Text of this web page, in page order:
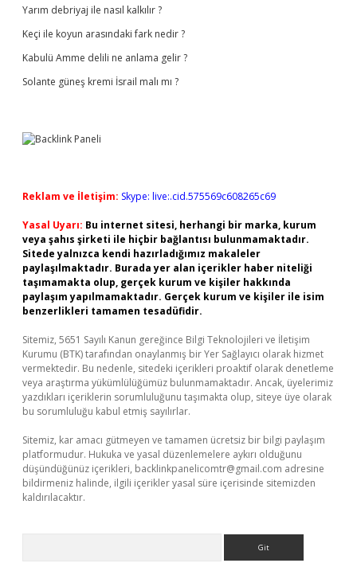
Yarım debriyaj ile nasıl kalkılır ?
Keçi ile koyun arasındaki fark nedir ?
Kabulü Amme delili ne anlama gelir ?
Solante güneş kremi İsrail malı mı ?
Reklam ve İletişim: Skype: live:.cid.575569c608265c69
Yasal Uyarı: Bu internet sitesi, herhangi bir marka, kurum
veya şahıs şirketi ile hiçbir bağlantısı bulunmamaktadır.
Sitede yalnızca kendi hazırladığımız makaleler
paylaşılmaktadır. Burada yer alan içerikler haber niteliği
taşımamakta olup, gerçek kurum ve kişiler hakkında
paylaşım yapılmamaktadır. Gerçek kurum ve kişiler ile isim
benzerlikleri tamamen tesadüfidir.
Sitemiz, 5651 Sayılı Kanun gereğince Bilgi Teknolojileri ve İletişim
Kurumu (BTK) tarafından onaylanmış bir Yer Sağlayıcı olarak hizmet
vermektedir. Bu nedenle, sitedeki içerikleri proaktif olarak denetleme
veya araştırma yükümlülüğümüz bulunmamaktadır. Ancak, üyelerimiz
yazdıkları içeriklerin sorumluluğunu taşımakta olup, siteye üye olarak
bu sorumluluğu kabul etmiş sayılırlar.
Sitemiz, kar amacı gütmeyen ve tamamen ücretsiz bir bilgi paylaşım
platformudur. Hukuka ve yasal düzenlemelere aykırı olduğunu
düşündüğünüz içerikleri, backlinkpanelicomtr@gmail.com adresine
bildirmeniz halinde, ilgili içerikler yasal süre içerisinde sitemizden
kaldırılacaktır.